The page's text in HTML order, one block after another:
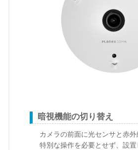
暗視機能の切り替え
カメラの前面に光センサと赤
特別な操作を必要とせず、設